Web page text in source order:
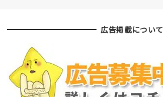
広告掲載について